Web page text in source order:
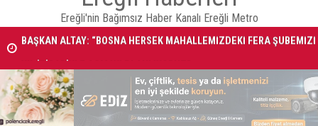
Ereğli'nin Bağımsız Haber Kanalı Ereğli Metro
YIL İTİBARİYLE AÇMAYI PLANLIYORUZ”
Kaza’da yaralanan yaşlı adam, 25 günlük yaşam mücadelesini